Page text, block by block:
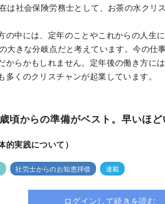
は社会保険労務士として、お茶の水クリ
中には、定年のことやこれからの人生
大きな分岐点だと考えています。今の仕
らかもしれません。定年後の働き方に
くのクリスチャンが起業しています。
頃からの準備がベスト。早いほど
的実践について）
社労士からのお知恵拝借 連載
ログインして続きを読む